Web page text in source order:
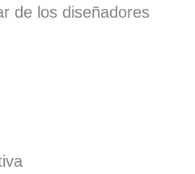
de los diseñadores